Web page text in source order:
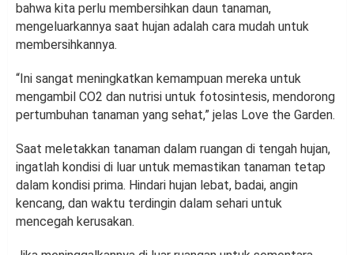
bahwa kita perlu membersihkan daun tanaman,
mengeluarkannya saat hujan adalah cara mudah untuk
membersihkannya.
“Ini sangat meningkatkan kemampuan mereka untuk
mengambil CO2 dan nutrisi untuk fotosintesis, mendorong
pertumbuhan tanaman yang sehat,” jelas Love the Garden.
Saat meletakkan tanaman dalam ruangan di tengah hujan,
ingatlah kondisi di luar untuk memastikan tanaman tetap
dalam kondisi prima. Hindari hujan lebat, badai, angin
kencang, dan waktu terdingin dalam sehari untuk
mencegah kerusakan.